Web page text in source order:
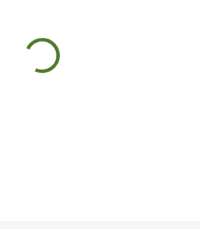
MOŽNOSTI DORUČENIA